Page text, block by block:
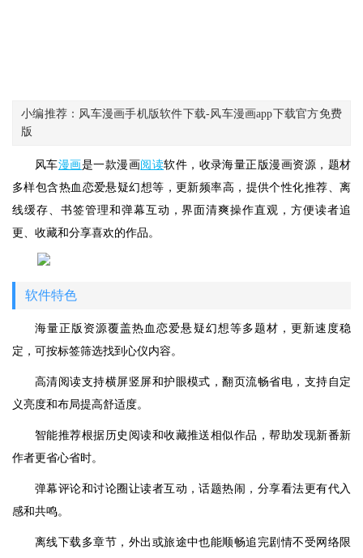
小编推荐：风车漫画手机版软件下载-风车漫画app下载官方免费
版
风车漫画是一款漫画阅读软件，收录海量正版漫画资源，题材
多样包含热血恋爱悬疑幻想等，更新频率高，提供个性化推荐、离
线缓存、书签管理和弹幕互动，界面清爽操作直观，方便读者追
更、收藏和分享喜欢的作品。
软件特色
海量正版资源覆盖热血恋爱悬疑幻想等多题材，更新速度稳
定，可按标签筛选找到心仪内容。
高清阅读支持横屏竖屏和护眼模式，翻页流畅省电，支持自定
义亮度和布局提高舒适度。
智能推荐根据历史阅读和收藏推送相似作品，帮助发现新番新
作者更省心省时。
弹幕评论和讨论圈让读者互动，话题热闹，分享看法更有代入
感和共鸣。
离线下载多章节，外出或旅途中也能顺畅追完剧情不受网络限